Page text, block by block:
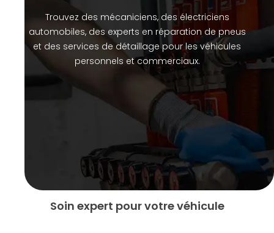
Trouvez des mécaniciens, des électriciens
automobiles, des experts en réparation de pneus
et des services de détaillage pour les véhicules
personnels et commerciaux.
Automotive Services
Soin expert pour votre véhicule